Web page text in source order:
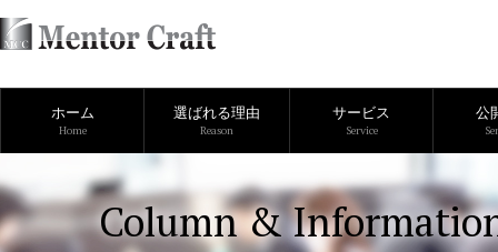
ホーム
Home
選ばれる理由
Reason
サービス
Service
公
Column &